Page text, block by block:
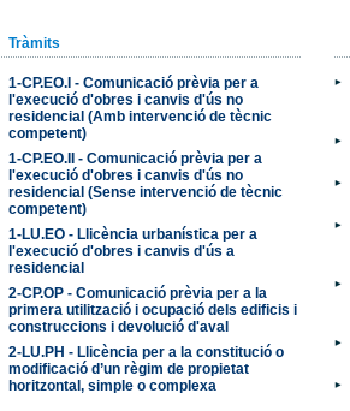
Tràmits
1-CP.EO.I - Comunicació prèvia per a
l'execució d'obres i canvis d'ús no
residencial (Amb intervenció de tècnic
competent)
1-CP.EO.II - Comunicació prèvia per a
l'execució d'obres i canvis d'ús no
residencial (Sense intervenció de tècnic
competent)
1-LU.EO - Llicència urbanística per a
l'execució d'obres i canvis d'ús a
residencial
2-CP.OP - Comunicació prèvia per a la
primera utilització i ocupació dels edificis i
construccions i devolució d'aval
2-LU.PH - Llicència per a la constitució o
modificació d’un règim de propietat
horitzontal, simple o complexa